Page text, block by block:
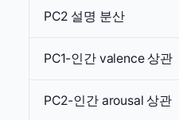
PC2 설명 분산
PC1-인간 valence 상관
PC2-인간 arousal 상관